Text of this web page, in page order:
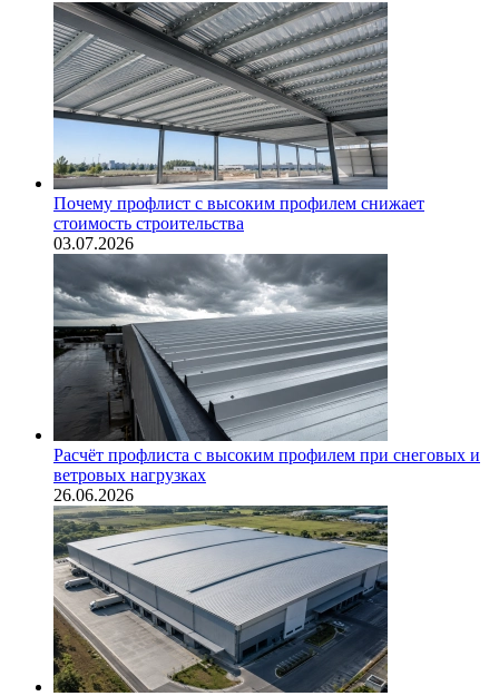
Почему профлист с высоким профилем снижает
стоимость строительства
03.07.2026
Расчёт профлиста с высоким профилем при снеговых и
ветровых нагрузках
26.06.2026